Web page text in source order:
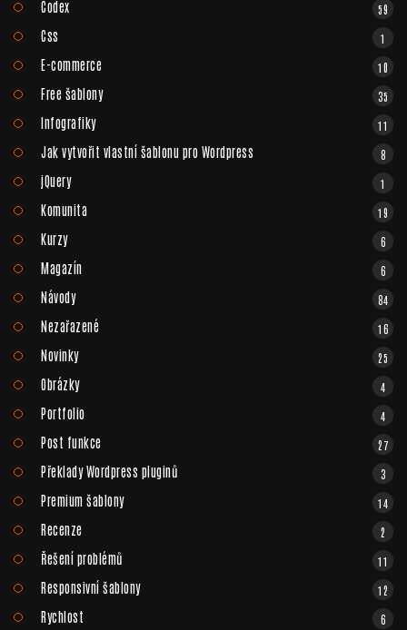
Codex 59
Css 1
E-commerce 10
Free šablony 35
Infografiky 11
Jak vytvořit vlastní šablonu pro Wordpress 8
jQuery 1
Komunita 19
Kurzy 6
Magazín 6
Návody 84
Nezařazené 16
Novinky 25
Obrázky 4
Portfolio 4
Post funkce 27
Překlady Wordpress pluginů 3
Premium šablony 14
Recenze 2
Řešení problémů 11
Responsivní šablony 12
Rychlost 6